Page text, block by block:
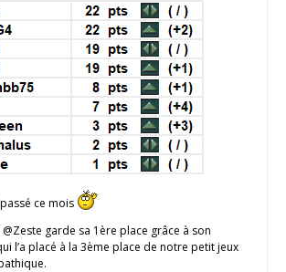
ce mois
garde sa 1ère place grâce à son
l’a placé à la 3ème place de notre petit jeux